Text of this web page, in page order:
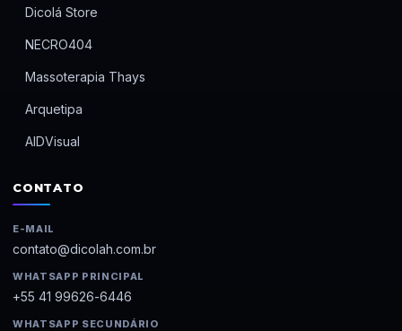
Dicolá Store
NECRO404
Massoterapia Thays
Arquetipa
AIDVisual
CONTATO
E-MAIL
contato@dicolah.com.br
WHATSAPP PRINCIPAL
+55 41 99626-6446
WHATSAPP SECUNDÁRIO